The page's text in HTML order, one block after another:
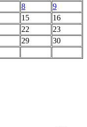
8
9
15
16
22
23
29
30